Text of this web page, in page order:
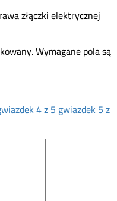
złączki elektrycznej
Wymagane pola są
4 z 5 gwiazdek5 z